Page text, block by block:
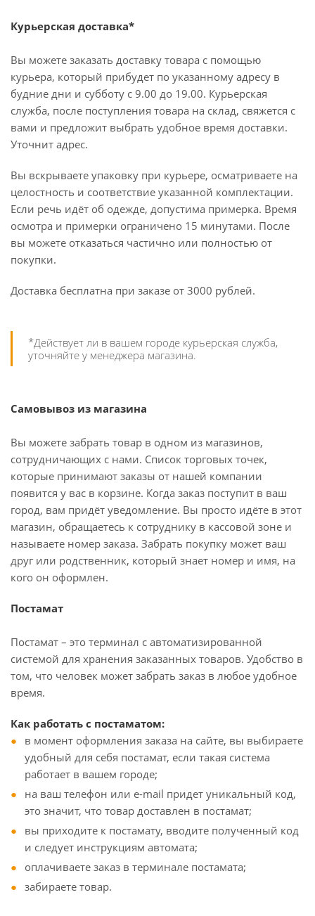
Курьерская доставка*
Вы можете заказать доставку товара с помощью
курьера, который прибудет по указанному адресу в
будние дни и субботу с 9.00 до 19.00. Курьерская
служба, после поступления товара на склад, свяжется с
вами и предложит выбрать удобное время доставки.
Уточнит адрес.
Вы вскрываете упаковку при курьере, осматриваете на
целостность и соответствие указанной комплектации.
Если речь идёт об одежде, допустима примерка. Время
осмотра и примерки ограничено 15 минутами. После
вы можете отказаться частично или полностью от
покупки.
Доставка бесплатна при заказе от 3000 рублей.
*Действует ли в вашем городе курьерская служба,
уточняйте у менеджера магазина.
Самовывоз из магазина
Вы можете забрать товар в одном из магазинов,
сотрудничающих с нами. Список торговых точек,
которые принимают заказы от нашей компании
появится у вас в корзине. Когда заказ поступит в ваш
город, вам придёт уведомление. Вы просто идёте в этот
магазин, обращаетесь к сотруднику в кассовой зоне и
называете номер заказа. Забрать покупку может ваш
друг или родственник, который знает номер и имя, на
кого он оформлен.
Постамат
Постамат – это терминал с автоматизированной
системой для хранения заказанных товаров. Удобство в
том, что человек может забрать заказ в любое удобное
время.
Как работать с постаматом:
в момент оформления заказа на сайте, вы выбираете
удобный для себя постамат, если такая система
работает в вашем городе;
на ваш телефон или e-mail придет уникальный код,
это значит, что товар доставлен в постамат;
вы приходите к постамату, вводите полученный код
и следует инструкциям автомата;
оплачиваете заказ в терминале постамата;
забираете товар.